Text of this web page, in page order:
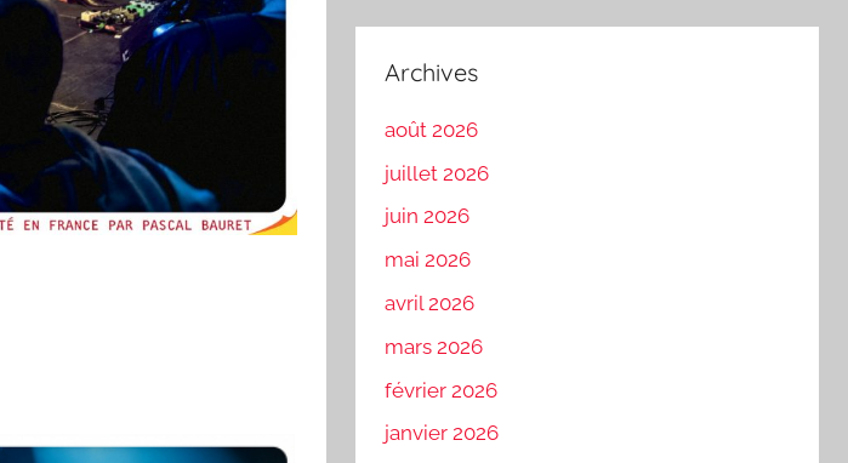
Archives
août 2026
juillet 2026
juin 2026
mai 2026
avril 2026
mars 2026
février 2026
janvier 2026